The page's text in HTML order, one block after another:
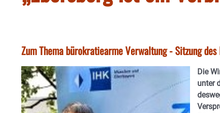
Zum Thema bürokratiearme Verwaltung - Sitzung
Die
unter